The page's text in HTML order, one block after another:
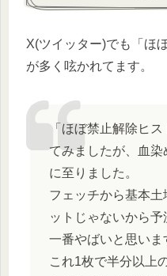
X(ツイッター)でも「ほ
が多く呟かれてます。
「ほぼ禁止解除ヒ
てみましたが、血
に至りました。
フェッチから基本
ットじゃないから
一番やばいと思いま
これ1枚で半分以上